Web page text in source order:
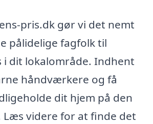
pris.dk gør vi det nemt
pålidelige fagfolk til
dit lokalområde. Indhent
håndværkere og få
dit hjem på den
Læs videre for at finde det